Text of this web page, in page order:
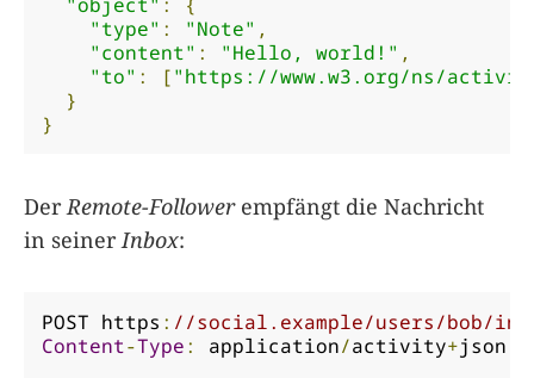
"type" : "Note" ,
"content" : "Hello, world!" ,
"to" : ["https://www.w3.org/ns/
}
}
Der Remote-Followerempfängt die Nachricht
in seiner Inbox:
POST https : //social.example/users/bob/
Content-Type: application/activity+json